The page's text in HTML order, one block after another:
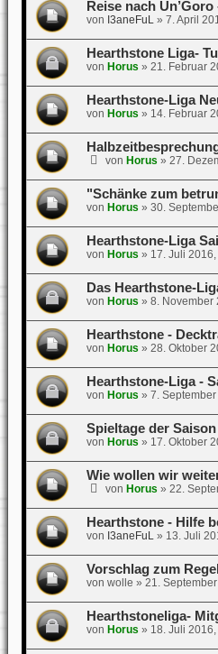
Reise nach
von I3aneFuL» 7. April
Hearthstone Liga-
von Horus » 21. Februar
Hearthstone-Liga
von Horus » 14. Februar
von Horus » 27.
"Schänke zum
von Horus » 30.
Hearthstone-Liga
von Horus » 17. Juli
Das Hearthstone-
von Horus » 8. November
Hearthstone -
von Horus » 28. Oktober
Hearthstone-Liga -
von Horus » 7.
Spieltage der
von Horus » 17. Oktober
Wie wollen wir
von Horus » 22.
Hearthstone - Hilfe
von I3aneFuL» 13. Juli
Vorschlag zum
von wolle » 21.
Hearthstoneliga-
von Horus » 18. Juli